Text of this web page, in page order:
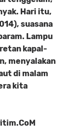
Hari itu,
suasana
Lampu
kapal-
menyalakan
di malam
kita